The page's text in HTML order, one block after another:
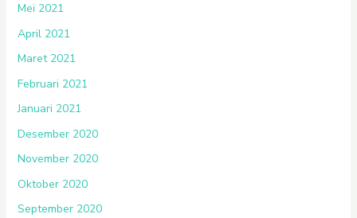
Mei 2021
April 2021
Maret 2021
Februari 2021
Januari 2021
Desember 2020
November 2020
Oktober 2020
September 2020